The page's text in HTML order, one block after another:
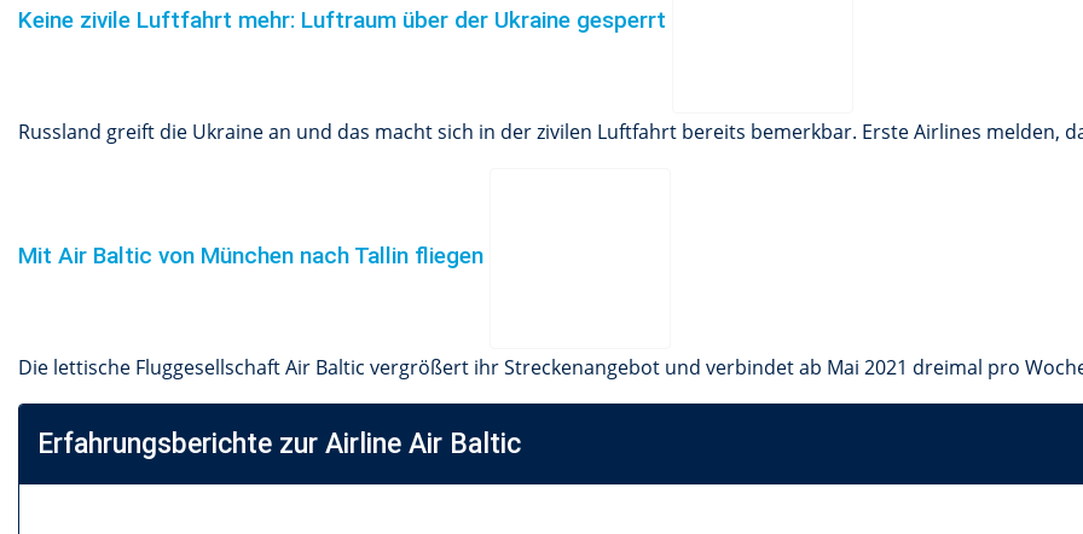
Keine zivile Luftfahrt mehr: Luftraum über der Ukraine gesperrt
Russland greift die Ukraine an und das macht sich in der zivilen Luftfahrt bereits bemerkbar. Erste Airlines melden,
Mit Air Baltic von München nach Tallin fliegen
Die lettische Fluggesellschaft Air Baltic vergrößert ihr Streckenangebot und verbindet ab Mai 2021 dreimal pro
Erfahrungsberichte zur Airline Air Baltic